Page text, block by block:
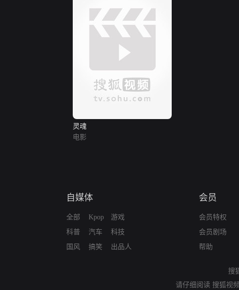
灵魂
电影
自媒体
全部
科普
国风
Kpop
汽车
搞笑
游戏
科技
出品人
会员
会员特权
会员剧场
帮助
搜
请仔细阅读 搜狐视